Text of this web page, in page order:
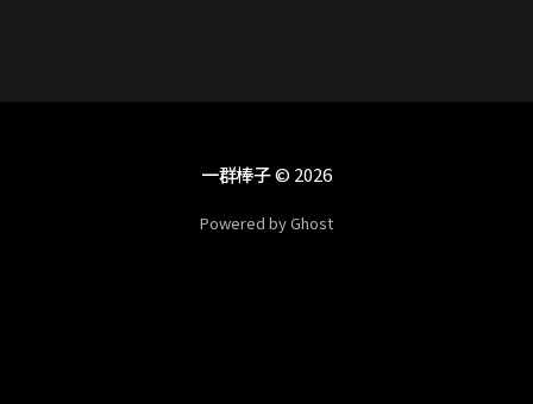
一群棒子© 2026
Powered by Ghost